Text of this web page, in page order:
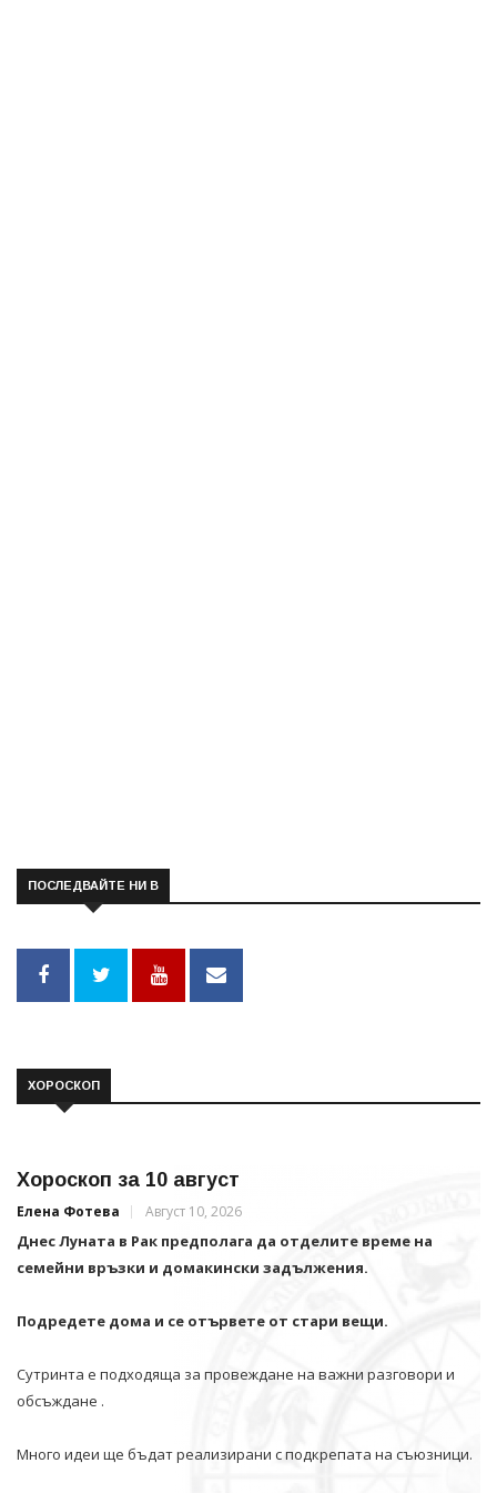
ПОСЛЕДВАЙТЕ НИ В
ХОРОСКОП
Хороскоп за 10 август
Елена Фотева Август 10, 2026
Днес Луната в Рак предполага да отделите време на
семейни връзки и домакински задължения.
Подредете дома и се отървете от стари вещи.
Сутринта е подходяща за провеждане на важни разговори и
обсъждане .
Много идеи ще бъдат реализирани с подкрепата на съюзници.